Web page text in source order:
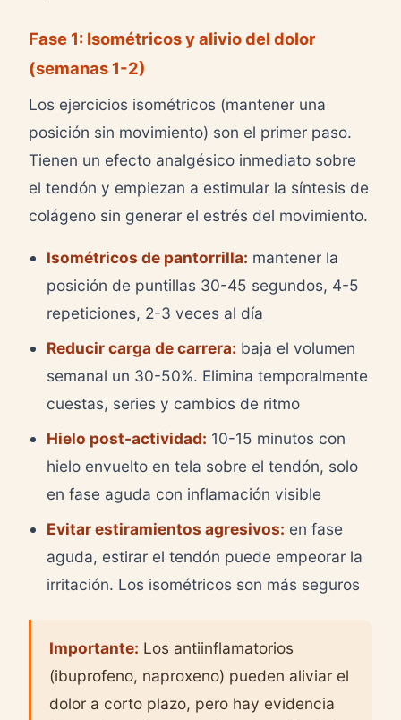
Fase 1: Isométricos y alivio del dolor
(semanas 1-2)
Los ejercicios isométricos (mantener una
posición sin movimiento) son el primer paso.
Tienen un efecto analgésico inmediato sobre
el tendón y empiezan a estimular la síntesis de
colágeno sin generar el estrés del movimiento.
Isométricos de pantorrilla: mantener la
posición de puntillas 30-45 segundos, 4-5
repeticiones, 2-3 veces al día
Reducir carga de carrera: baja el volumen
semanal un 30-50%. Elimina temporalmente
cuestas, series y cambios de ritmo
Hielo post-actividad: 10-15 minutos con
hielo envuelto en tela sobre el tendón, solo
en fase aguda con inflamación visible
Evitar estiramientos agresivos: en fase
aguda, estirar el tendón puede empeorar la
irritación. Los isométricos son más seguros
Importante: Los antiinflamatorios
(ibuprofeno, naproxeno) pueden aliviar el
dolor a corto plazo, pero hay evidencia